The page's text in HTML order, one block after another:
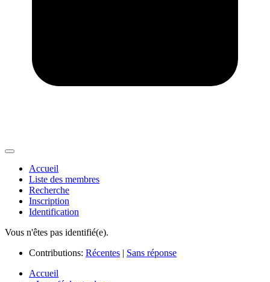
Accueil
Liste des membres
Recherche
Inscription
Identification
Vous n'êtes pas identifié(e).
Contributions: Récentes | Sans réponse
Accueil